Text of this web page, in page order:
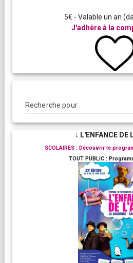
5€ - Valable un an
J'adhère à la
Recherche pour :
↓ L'ENFANCE DE
SCOLAIRES : Découvrir le
TOUT PUBLIC :